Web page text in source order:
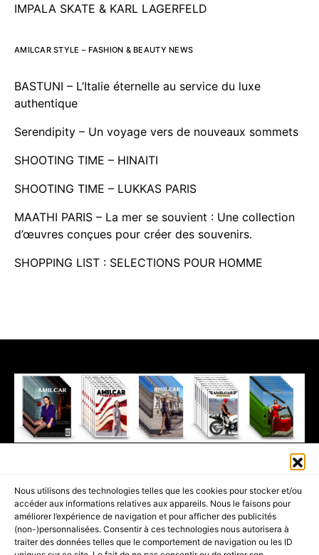
Nous utilisons des technologies telles que les cookies pour stocker et/ou
accéder aux informations relatives aux appareils. Nous le faisons pour
améliorer l’expérience de navigation et pour afficher des publicités
(non-)personnalisées. Consentir à ces technologies nous autorisera à
traiter des données telles que le comportement de navigation ou les ID
IMPALA SKATE & KARL LAGERFELD
AMILCAR STYLE – FASHION & BEAUTY NEWS
BASTUNI – L’Italie éternelle au service du luxe
authentique
Serendipity – Un voyage vers de nouveaux sommets
SHOOTING TIME – HINAITI
SHOOTING TIME – LUKKAS PARIS
MAATHI PARIS – La mer se souvient : Une collection
d’œuvres conçues pour créer des souvenirs.
SHOPPING LIST : SELECTIONS POUR HOMME
PART OF THEAMILCAR MAGAZINE GROUP.EDITOR - ADVERTISING
AGENCE MEDIANE.
ACCUEIL BEST OF LUXE
35 MAGAZINES